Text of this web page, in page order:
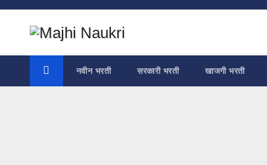
Skip
नवीन भरती सरकारी भरती खाजगी भरती